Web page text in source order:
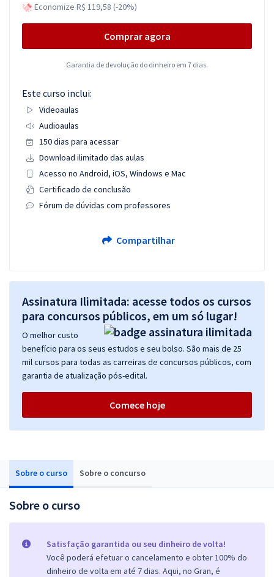
Sobre o curso Sobre o concurso
Sobre o curso
Satisfação garantida ou seu dinheiro de volta!
Você poderá efetuar o cancelamento e obter 100% do
dinheiro de volta em até 7 dias. Aqui, no Gran, é
Economize R$ 119,58 (-20%)
Comprar agora
Garantia de devolução do dinheiro em 7 dias.
Este curso inclui:
Videoaulas
Audioaulas
150 dias para acessar
Download ilimitado das aulas
Acesso no Android, iOS, Windows e Mac
Certificado de conclusão
Fórum de dúvidas com professores
Compartilhar
Assinatura Ilimitada: acesse todos os cursos
para concursos públicos, em um só lugar!
O melhor custo
benefício para os seus estudos e seu bolso. São mais de 25
mil cursos para todas as carreiras de concursos públicos, com
garantia de atualização pós-edital.
Comece hoje